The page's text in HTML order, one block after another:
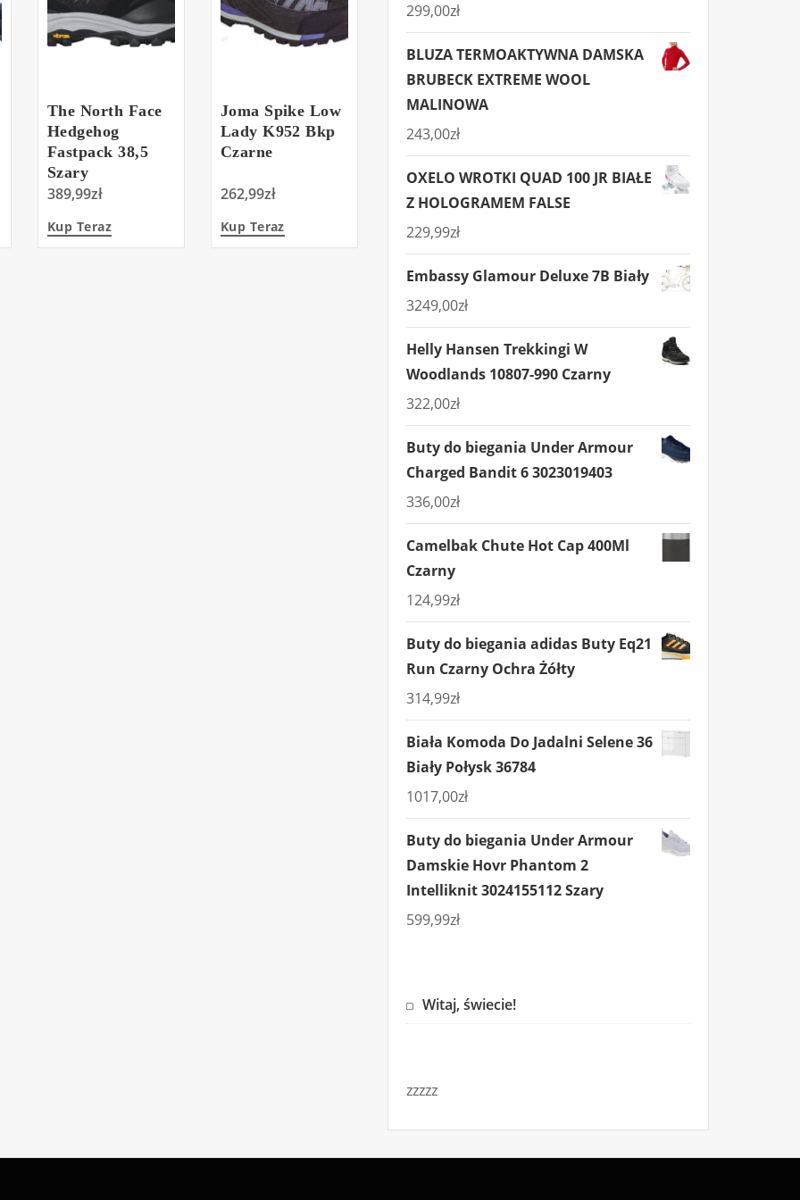
The North Face
Hedgehog
Fastpack 38,5
Szary
389,99zł
Kup Teraz
Joma Spike Low
Lady K952 Bkp
Czarne
262,99zł
Kup Teraz
299,00zł
BLUZA TERMOAKTYWNA DAMSKA
BRUBECK EXTREME WOOL
MALINOWA
243,00zł
OXELO WROTKI QUAD 100 JR BIAŁE
Z HOLOGRAMEM FALSE
229,99zł
Embassy Glamour Deluxe 7B Biały
3249,00zł
Helly Hansen Trekkingi W
Woodlands 10807-990 Czarny
322,00zł
Buty do biegania Under Armour
Charged Bandit 6 3023019403
336,00zł
Camelbak Chute Hot Cap 400Ml
Czarny
124,99zł
Buty do biegania adidas Buty Eq21
Run Czarny Ochra Żółty
314,99zł
Biała Komoda Do Jadalni Selene 36
Biały Połysk 36784
1017,00zł
Buty do biegania Under Armour
Damskie Hovr Phantom 2
Intelliknit 3024155112 Szary
599,99zł
Witaj, świecie!
zzzzz